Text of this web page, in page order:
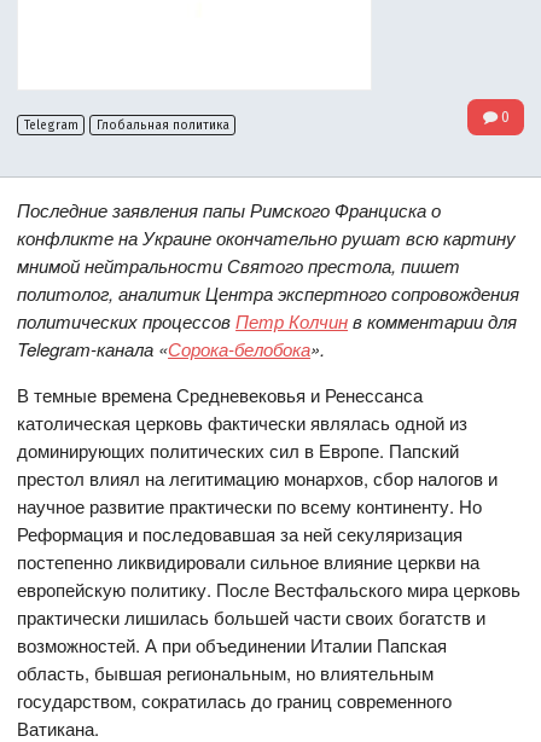
Telegram Глобальная политика 0
Последние заявления папы Римского Франциска о
конфликте на Украине окончательно рушат всю картину
мнимой нейтральности Святого престола, пишет
политолог, аналитик Центра экспертного сопровождения
политических процессовПетр Колчинв комментарии для
Telegram-канала «Сорока-белобока».
В темные времена Средневековья и Ренессанса
католическая церковь фактически являлась одной из
доминирующих политических сил в Европе. Папский
престол влиял на легитимацию монархов, сбор налогов и
научное развитие практически по всему континенту. Но
Реформация и последовавшая за ней секуляризация
постепенно ликвидировали сильное влияние церкви на
европейскую политику. После Вестфальского мира церковь
практически лишилась большей части своих богатств и
возможностей. А при объединении Италии Папская
область, бывшая региональным, но влиятельным
государством, сократилась до границ современного
Ватикана.